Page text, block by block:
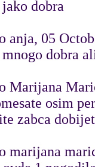
dobra
anja, 05
dobra
Marijana
osim
zabca
marijana